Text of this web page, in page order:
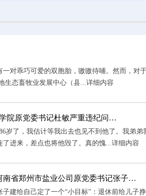
乖巧可爱的双胞胎，嗷嗷待哺。然而，对
态畜牧业发展中心（县...详细内容
院原党委书记杜敏严重违纪问…
了，我估计等我出去也见不到他了。我弟弟
进来，差点也将他毁了。真的愧...详细内容
省郑州市盐业公司原党委书记张子…
建给自己定了一个“小目标”：退休前给儿